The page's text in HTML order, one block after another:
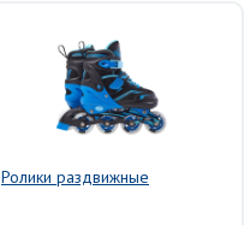
Ролики раздвижные